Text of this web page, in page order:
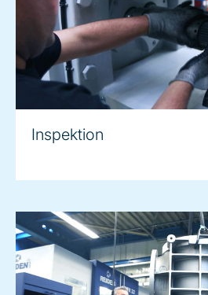
Inspektion